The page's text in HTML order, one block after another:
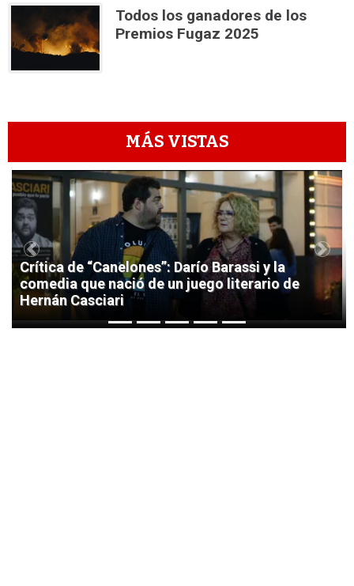
Todos los ganadores de los
Premios Fugaz 2025
MÁS VISTAS
1
Crítica de “Canelones”: Darío Barassi y la
comedia que nació de un juego literario de
Hernán Casciari
Previous Next